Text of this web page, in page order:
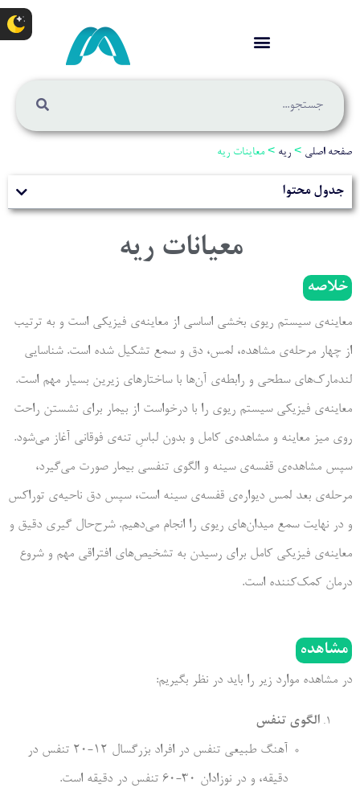
صفحه اصلی > ریه >معاینات ریه
جدول محتوا
معیانات ریه
خلاصه
معاینه­‌ی سیستم ریوی بخشی اساسی از معاینه‌­ی فیزیکی است و به ترتیب
از چهار مرحله‌­ی مشاهده، لمس، دق و سمع تشکیل شده است. شناسایی
لندمارک­‌های سطحی و رابطه‌ی آن‌ها با ساختارهای زیرین بسیار مهم است.
معاینه­‌ی فیزیکی سیستم ریوی را با درخواست از بیمار برای نشستن راحت
روی میز معاینه و مشاهد‌ه­‌ی کامل و بدون لباسِ تنه­‌ی فوقانی آغاز می­‌شود.
سپس مشاهده‌­ی قفسه­‌ی سینه و الگوی تنفسی بیمار صورت می­‌گیرد،
مرحله­‌ی بعد لمس دیواره‌­ی قفسه‌­ی سینه است، سپس دق ناحیه­‌ی توراکس
و در نهایت سمع میدان­‌های ریوی را انجام می­‌دهیم. شرح­‌حال گیری دقیق و
معاینه‌­ی فیزیکی کامل برای رسیدن به تشخیص­‌های افتراقی مهم و شروع
درمان کمک‌­کننده­ است.
مشاهده
در مشاهده موارد زیر را باید در نظر بگیریم:
الگوی تنفس
آهنگ طبیعی تنفس در افراد بزرگسال 12-20 تنفس در
دقیقه، و در نوزادان 30-60 تنفس در دقیقه است.